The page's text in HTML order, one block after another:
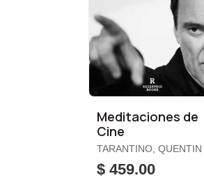
Meditaciones de
Cine
TARANTINO, QUENTIN
$ 459.00